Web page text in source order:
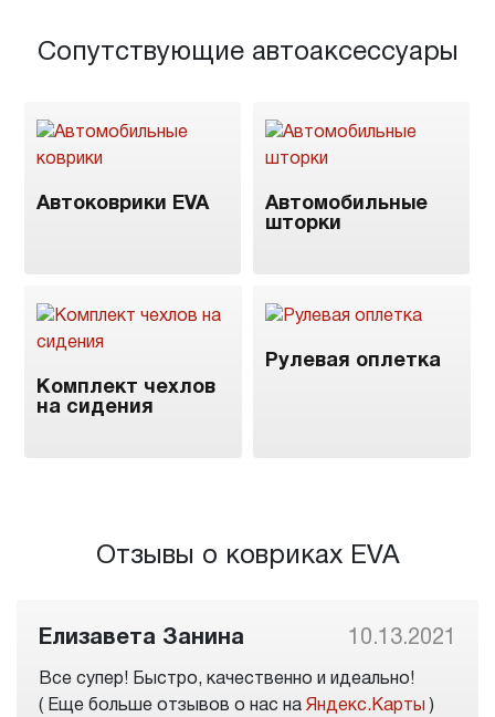
Сопутствующие автоаксессуары
Автоковрики EVA
Автомобильные
шторки
Комплект чехлов
на сидения
Рулевая оплетка
Отзывы о ковриках EVA
Елизавета Занина 10.13.2021
Все супер! Быстро, качественно и идеально!
( Еще больше отзывов о нас на Яндекс.Карты )